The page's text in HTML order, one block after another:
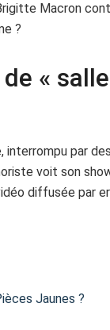
Macron
?
«
interrompu par
voit son
diffusée par
Jaunes ?